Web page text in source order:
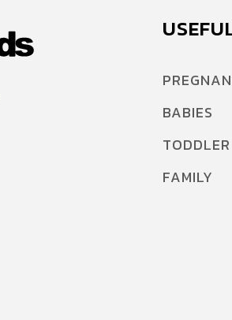
BABIES
FAMILY